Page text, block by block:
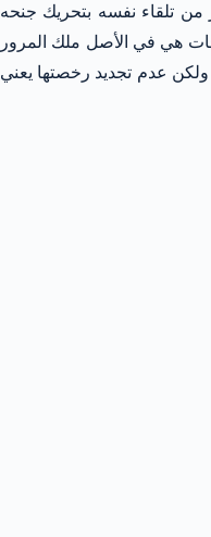
من تلقاء نفسه بتحريك جنحه
هي في الأصل ملك المرور
عدم تجديد رخصتها يعني